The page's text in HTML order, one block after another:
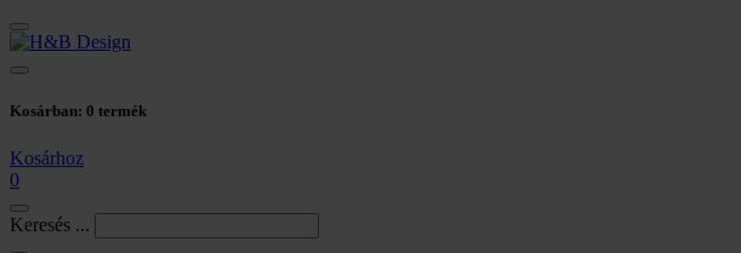
Kosárban: 0 termék
Kosárhoz
0
Keresés ...